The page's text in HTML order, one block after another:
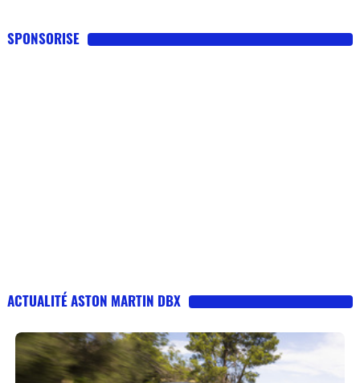
SPONSORISE
ACTUALITÉ ASTON MARTIN DBX